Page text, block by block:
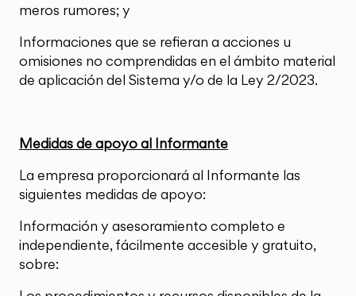
meros rumores; y
Informaciones que se refieran a acciones u
omisiones no comprendidas en el ámbito material
de aplicación del Sistema y/o de la Ley 2/2023.
Medidas de apoyo al Informante
La empresa proporcionará al Informante las
siguientes medidas de apoyo:
Información y asesoramiento completo e
independiente, fácilmente accesible y gratuito,
sobre: